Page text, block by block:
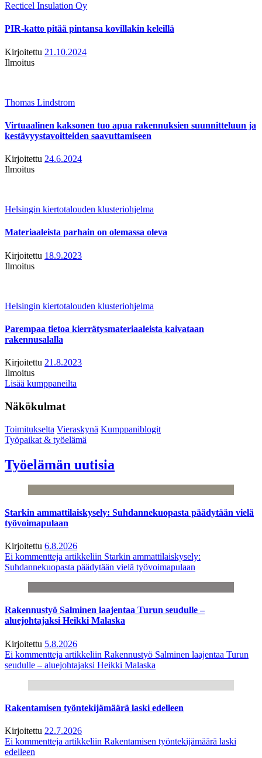
Recticel Insulation Oy
PIR-katto pitää pintansa kovillakin keleillä
Kirjoitettu 21.10.2024
Ilmoitus
Thomas Lindstrom
Virtuaalinen kaksonen tuo apua rakennuksien suunnitteluun ja
kestävyystavoitteiden saavuttamiseen
Kirjoitettu 24.6.2024
Ilmoitus
Helsingin kiertotalouden klusteriohjelma
Materiaaleista parhain on olemassa oleva
Kirjoitettu 18.9.2023
Ilmoitus
Helsingin kiertotalouden klusteriohjelma
Parempaa tietoa kierrätysmateriaaleista kaivataan
rakennusalalla
Kirjoitettu 21.8.2023
Ilmoitus
Lisää kumppaneilta
Näkökulmat
Toimitukselta Vieraskynä Kumppaniblogit
Työpaikat & työelämä
Työelämän uutisia
Starkin ammattilaiskysely: Suhdannekuopasta päädytään vielä
työvoimapulaan
Kirjoitettu 6.8.2026
Ei kommentteja artikkeliin Starkin ammattilaiskysely:
Suhdannekuopasta päädytään vielä työvoimapulaan
Rakennustyö Salminen laajentaa Turun seudulle –
aluejohtajaksi Heikki Malaska
Kirjoitettu 5.8.2026
Ei kommentteja artikkeliin Rakennustyö Salminen laajentaa Turun
seudulle – aluejohtajaksi Heikki Malaska
Rakentamisen työntekijämäärä laski edelleen
Kirjoitettu 22.7.2026
Ei kommentteja artikkeliin Rakentamisen työntekijämäärä laski
edelleen